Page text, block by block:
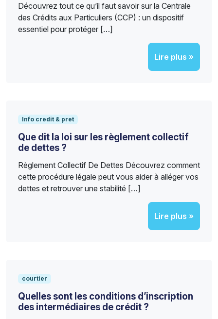
Découvrez tout ce qu’il faut savoir sur la Centrale
des Crédits aux Particuliers (CCP) : un dispositif
essentiel pour protéger […]
Lire plus »
Info credit & pret
Que dit la loi sur les règlement collectif
de dettes ?
Règlement Collectif De Dettes Découvrez comment
cette procédure légale peut vous aider à alléger vos
dettes et retrouver une stabilité […]
Lire plus »
courtier
Quelles sont les conditions d’inscription
des intermédiaires de crédit ?